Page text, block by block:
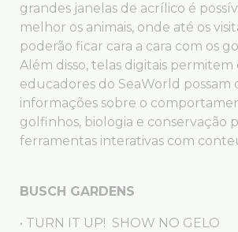
grandes janelas de acrílico é
melhor os animais, onde até os
poderão ficar cara a cara com os
Além disso, telas digitais permitem
educadores do SeaWorld possam
informações sobre o
golfinhos, biologia e conservação
ferramentas interativas com
BUSCH GARDENS
• TURN IT UP! SHOW NO GELO